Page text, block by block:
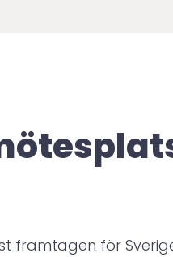
framtagen för